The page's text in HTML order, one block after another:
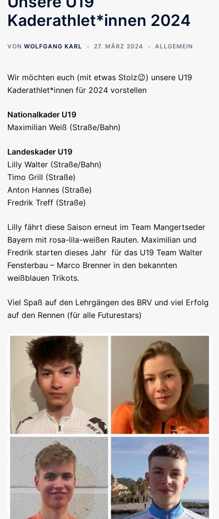
Kaderathlet*innen 2024
VON WOLFGANG KARL 27. MÄRZ 2024 ALLGEMEIN
Wir möchten euch (mit etwas Stolz😉) unsere U19
Kaderathlet*innen für 2024 vorstellen
Nationalkader U19
Maximilian Weiß (Straße/Bahn)
Landeskader U19
Lilly Walter (Straße/Bahn)
Timo Grill (Straße)
Anton Hannes (Straße)
Fredrik Treff (Straße)
Lilly fährt diese Saison erneut im Team Mangertseder
Bayern mit rosa-lila-weißen Rauten. Maximilian und
Fredrik starten dieses Jahr für das U19 Team Walter
Fensterbau – Marco Brenner in den bekannten
weißblauen Trikots.
Viel Spaß auf den Lehrgängen des BRV und viel Erfolg
auf den Rennen (für alle Futurestars)